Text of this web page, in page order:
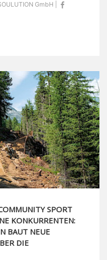
GmbH |
SPORT
KONKURRENTEN:
BAUT NEUE
DIE